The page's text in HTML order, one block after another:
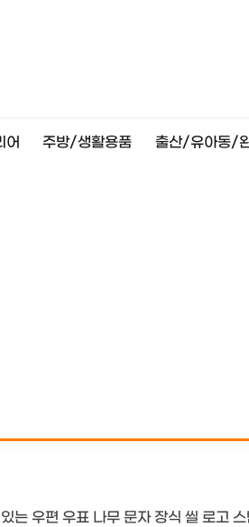
어 주방/생활용품 출산/유아동/
우편 우표 나무 문자 장식 씰 로고